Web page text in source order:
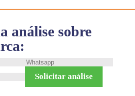
análise sobre
Solicitar análise